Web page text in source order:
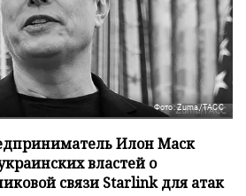
Фото: Zuma/ТАСС
Илон Маск
властей о
связи Starlink для атак